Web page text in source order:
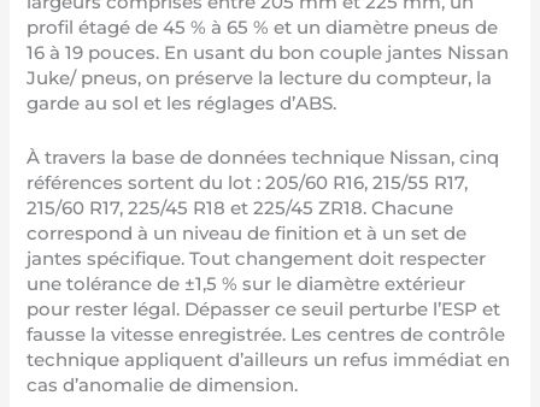
profil étagé de 45 % à 65 % et un diamètre pneus de
16 à 19 pouces. En usant du bon couple jantes Nissan
Juke/ pneus, on préserve la lecture du compteur, la
garde au sol et les réglages d’ABS.
À travers la base de données technique Nissan, cinq
références sortent du lot : 205/60 R16, 215/55 R17,
215/60 R17, 225/45 R18 et 225/45 ZR18. Chacune
correspond à un niveau de finition et à un set de
jantes spécifique. Tout changement doit respecter
une tolérance de ±1,5 % sur le diamètre extérieur
pour rester légal. Dépasser ce seuil perturbe l’ESP et
fausse la vitesse enregistrée. Les centres de contrôle
technique appliquent d’ailleurs un refus immédiat en
cas d’anomalie de dimension.